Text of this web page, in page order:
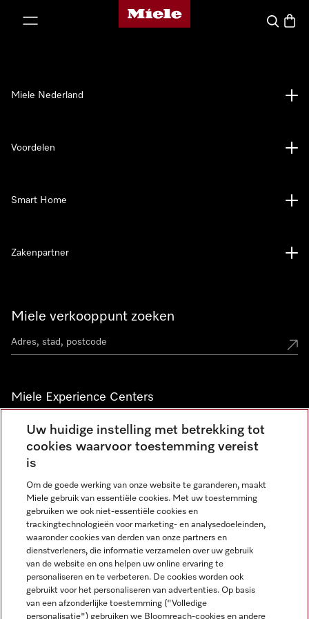
Homepage van Miele
Wat zoek
Miele verkooppunt zoeken
Miele Experience Centers
Vind jouw Miele Experience Center
Nieuwsbrief
Miele Nederland
Voordelen
Smart Home
Zakenpartner
Miele op Instagram
Miele op Facebook
Miele op Youtube
Uw huidige instelling met betrekking tot
cookies waarvoor toestemming vereist
is
Om de goede werking van onze website te garanderen, maakt
Miele gebruik van essentiële cookies. Met uw toestemming
gebruiken we ook niet-essentiële cookies en
trackingtechnologieën voor marketing- en analysedoeleinden,
waaronder cookies van derden van onze partners en
dienstverleners, die informatie verzamelen over uw gebruik
van de website en ons helpen uw online ervaring te
personaliseren en te verbeteren. De cookies worden ook
gebruikt voor het personaliseren van advertenties. Op basis
van een afzonderlijke toestemming ("Volledige
personalisatie") gebruiken we Bloomreach-cookies en andere